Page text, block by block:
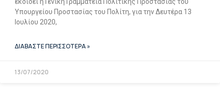
εκδίδει η Γενική Γραμματεία Πολιτικής Προστασίας του
Υπουργείου Προστασίας του Πολίτη, για την Δευτέρα 13
Ιουλίου 2020,
ΔΙΑΒΑΣΤΕ ΠΕΡΙΣΣΟΤΕΡΑ »
13/07/2020